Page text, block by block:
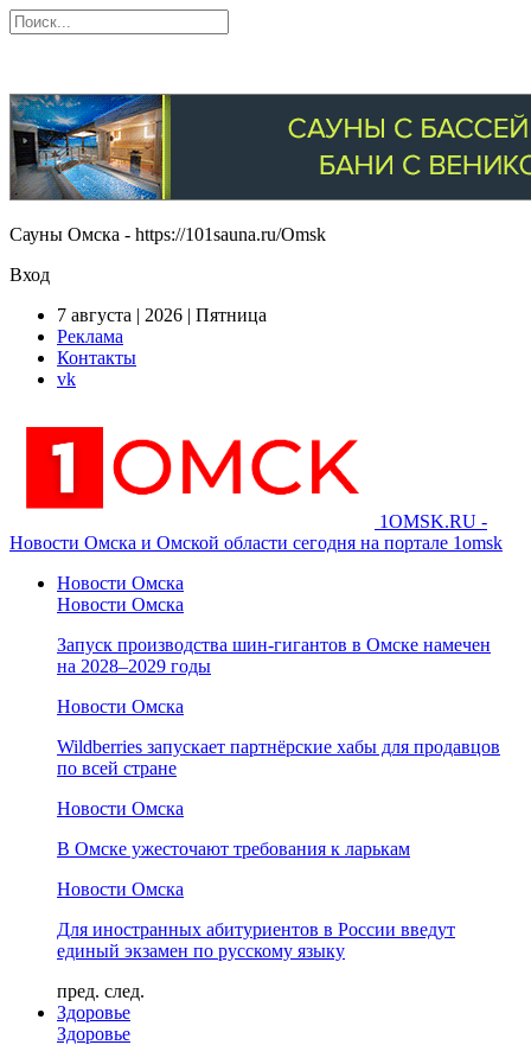
Сауны Омска - https://101sauna.ru/Omsk
Вход
7 августа | 2026 | Пятница
Реклама
Контакты
vk
1OMSK.RU -
Новости Омска и Омской области сегодня на портале 1omsk
Новости Омска
Новости Омска
Запуск производства шин-гигантов в Омске намечен
на 2028–2029 годы
Новости Омска
Wildberries запускает партнёрские хабы для продавцов
по всей стране
Новости Омска
В Омске ужесточают требования к ларькам
Новости Омска
Для иностранных абитуриентов в России введут
единый экзамен по русскому языку
пред. след.
Здоровье
Здоровье